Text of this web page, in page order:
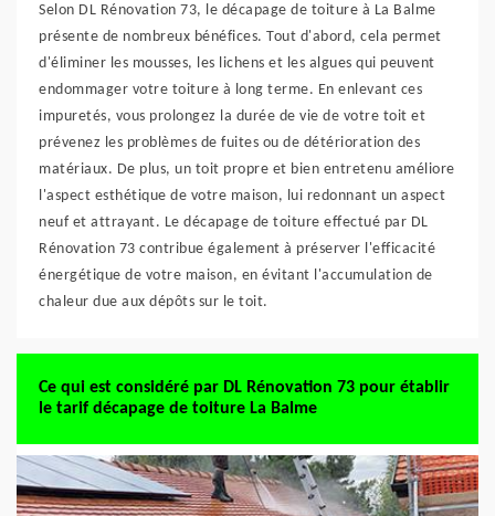
Selon DL Rénovation 73, le décapage de toiture à La Balme
présente de nombreux bénéfices. Tout d'abord, cela permet
d'éliminer les mousses, les lichens et les algues qui peuvent
endommager votre toiture à long terme. En enlevant ces
impuretés, vous prolongez la durée de vie de votre toit et
prévenez les problèmes de fuites ou de détérioration des
matériaux. De plus, un toit propre et bien entretenu améliore
l'aspect esthétique de votre maison, lui redonnant un aspect
neuf et attrayant. Le décapage de toiture effectué par DL
Rénovation 73 contribue également à préserver l'efficacité
énergétique de votre maison, en évitant l'accumulation de
chaleur due aux dépôts sur le toit.
Ce qui est considéré par DL Rénovation 73 pour établir
le tarif décapage de toiture La Balme